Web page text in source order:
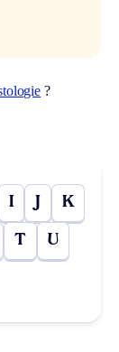
?
I J K
T U